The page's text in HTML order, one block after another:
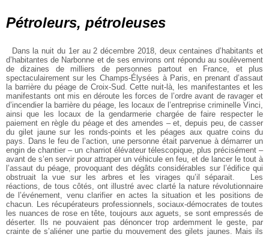
Pétroleurs, pétroleuses
Dans la nuit du 1er au 2 décembre 2018, deux centaines d’habitants et
d’habitantes de Narbonne et de ses environs ont répondu au soulèvement
de dizaines de milliers de personnes partout en France, et plus
spectaculairement sur les Champs-Élysées à Paris, en prenant d’assaut
la barrière du péage de Croix-Sud. Cette nuit-là, les manifestantes et les
manifestants ont mis en déroute les forces de l’ordre avant de ravager et
d’incendier la barrière du péage, les locaux de l’entreprise criminelle Vinci,
ainsi que les locaux de la gendarmerie chargée de faire respecter le
paiement en règle du péage et des amendes – et, depuis peu, de casser
du gilet jaune sur les ronds-points et les péages aux quatre coins du
pays. Dans le feu de l’action, une personne était parvenue à démarrer un
engin de chantier – un charriot élévateur télescopique, plus précisément –
avant de s’en servir pour attraper un véhicule en feu, et de lancer le tout à
l’assaut du péage, provoquant des dégâts considérables sur l’édifice qui
obstruait la vue sur les arbres et les virages qu’il séparait.
Les
réactions, de tous côtés, ont illustré avec clarté la nature révolutionnaire
de l’événement, venu clarifier en actes la situation et les positions de
chacun. Les récupérateurs professionnels, sociaux-démocrates de toutes
les nuances de rose en tête, toujours aux aguets, se sont empressés de
déserter. Ils ne pouvaient pas dénoncer trop ardemment le geste, par
crainte de s’aliéner une partie du mouvement des gilets jaunes. Mais ils